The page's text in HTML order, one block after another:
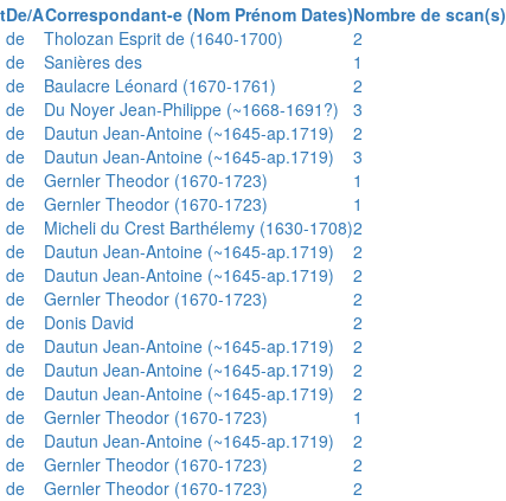
De/ACorrespondant-e (Nom Prénom Dates)Nombre de scan(s)
de Tholozan Esprit de (1640-1700)
2
de Sanières des
1
de Baulacre Léonard (1670-1761)
2
de Du Noyer Jean-Philippe (~1668-1691?)
3
de Dautun Jean-Antoine (~1645-ap.1719)
2
de Dautun Jean-Antoine (~1645-ap.1719)
3
de Gernler Theodor (1670-1723)
1
de Gernler Theodor (1670-1723)
1
de Micheli du Crest Barthélemy (1630-1708)2
de Dautun Jean-Antoine (~1645-ap.1719)
2
de Dautun Jean-Antoine (~1645-ap.1719)
2
de Gernler Theodor (1670-1723)
2
de Donis David
2
de Dautun Jean-Antoine (~1645-ap.1719)
2
de Dautun Jean-Antoine (~1645-ap.1719)
2
de Dautun Jean-Antoine (~1645-ap.1719)
2
de Gernler Theodor (1670-1723)
1
de Dautun Jean-Antoine (~1645-ap.1719)
2
de Gernler Theodor (1670-1723)
2
de Gernler Theodor (1670-1723)
2